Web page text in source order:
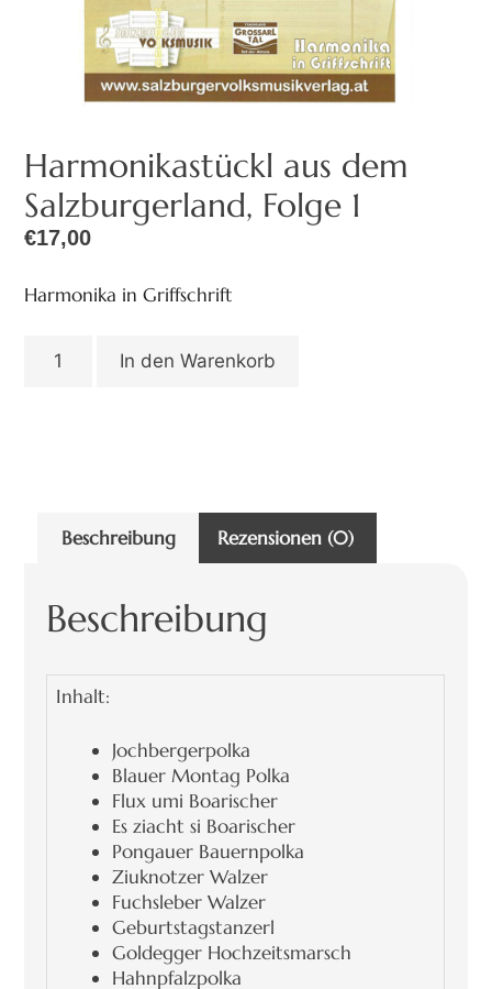
Harmonikastückl aus dem
Salzburgerland, Folge 1
€17,00
Harmonika in Griffschrift
In den Warenkorb
Beschreibung Rezensionen (0)
Beschreibung
Inhalt:
Jochbergerpolka
Blauer Montag Polka
Flux umi Boarischer
Es ziacht si Boarischer
Pongauer Bauernpolka
Ziuknotzer Walzer
Fuchsleber Walzer
Geburtstagstanzerl
Goldegger Hochzeitsmarsch
Hahnpfalzpolka